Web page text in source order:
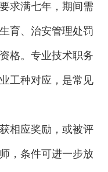
求满七年，期间需
育、治安管理处罚
格。专业技术职务
工种对应，是常见
应奖励，或被评
，条件可进一步放